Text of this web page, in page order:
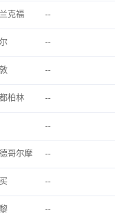
克福 --
--
--
柏林 --
--
哥尔摩 --
--
--